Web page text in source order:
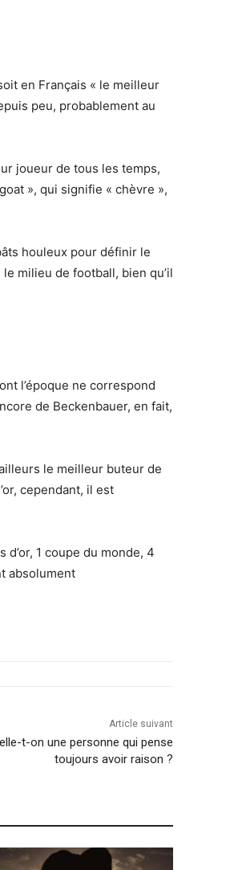
en Français « le meilleur
peu, probablement au
joueur de tous les temps,
», qui signifie « chèvre »,
houleux pour définir le
milieu de football, bien qu’il
l’époque ne correspond
de Beckenbauer, en fait,
le meilleur buteur de
cependant, il est
1 coupe du monde, 4
absolument
Article suivant
t-on une personne qui pense
toujours avoir raison ?